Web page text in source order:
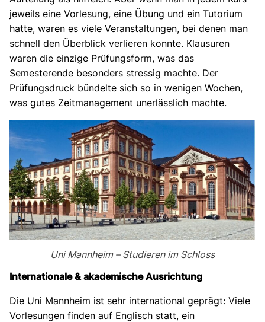
jeweils eine Vorlesung, eine Übung und ein Tutorium
hatte, waren es viele Veranstaltungen, bei denen man
schnell den Überblick verlieren konnte. Klausuren
waren die einzige Prüfungsform, was das
Semesterende besonders stressig machte. Der
Prüfungsdruck bündelte sich so in wenigen Wochen,
was gutes Zeitmanagement unerlässlich machte.
Uni Mannheim – Studieren im Schloss
Internationale & akademische Ausrichtung
Die Uni Mannheim ist sehr international geprägt: Viele
Vorlesungen finden auf Englisch statt, ein